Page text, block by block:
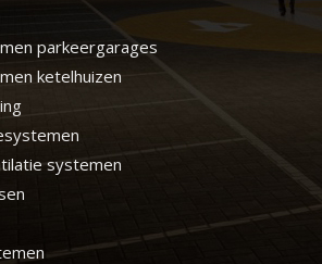
parkeergarages
ketelhuizen
systemen